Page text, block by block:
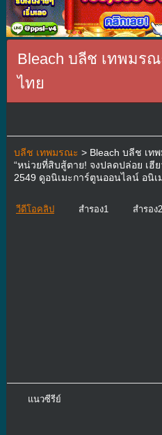
Bleach บลีช เทพมร
ไทย
บลีช เทพมรณะ > Bleach บลีช เท
“หน่วยที่สิบสู้ตาย! จงปลดปล่อย เฮี
2549 ดูอนิเมะการ์ตูนออนไลน์ อนิเ
วีดีโอคลิป สำรอง1 สำรอง2
แนวซีรีย์